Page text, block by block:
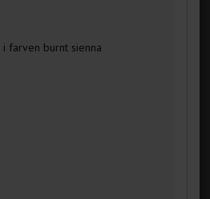
farven burnt sienna